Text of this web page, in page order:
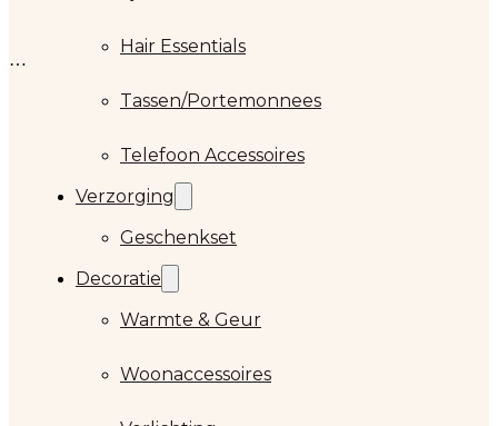
Hair Essentials
Tassen/Portemonnees
Telefoon Accessoires
Verzorging
Geschenkset
Decoratie
Warmte & Geur
Woonaccessoires